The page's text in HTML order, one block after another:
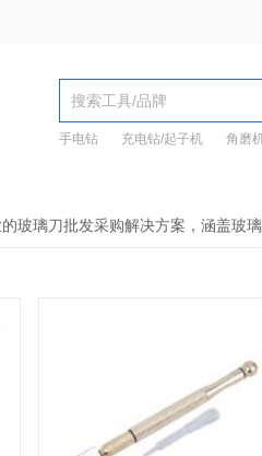
手电钻 充电钻/起子机 角磨
玻璃刀批发采购解决方案，涵盖玻